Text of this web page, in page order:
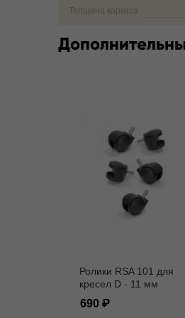
Толщина каркаса
Ролики RSA 101 для
кресел D - 11 мм
690